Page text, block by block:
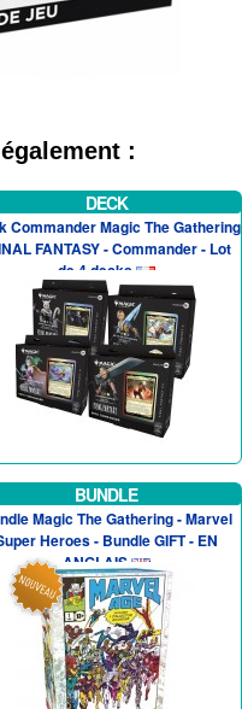
:
DECK
Commander Magic The Gathering
FANTASY - Commander - Lot
de 4 decks
BUNDLE
Magic The Gathering - Marvel
Heroes - Bundle GIFT - EN
ANGLAIS